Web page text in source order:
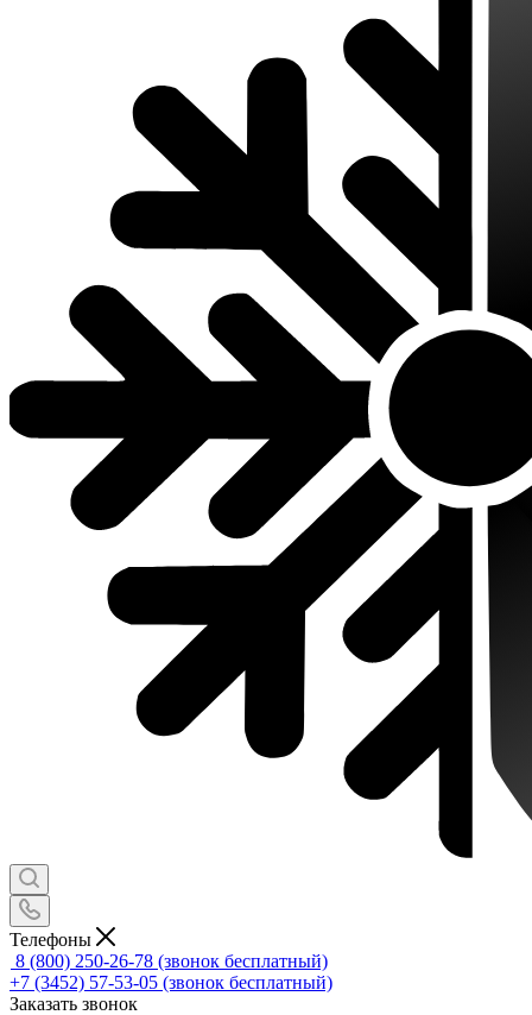
Телефоны
8 (800) 250-26-78 (звонок бесплатный)
+7 (3452) 57-53-05 (звонок бесплатный)
Заказать звонок